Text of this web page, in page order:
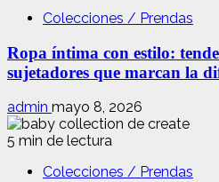
Colecciones / Prendas
Ropa íntima con estilo:
sujetadores que marcan la
admin mayo 8, 2026
5 min de lectura
Colecciones / Prendas